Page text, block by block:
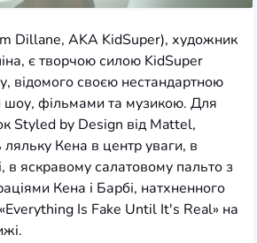
Dillane, AKA KidSuper), художник
є творчою силою KidSuper
відомого своєю нестандартною
фільмами та музикою. Для
Styled by Design від Mattel,
Кена в центр уваги, в
в яскравому салатовому пальто з
Кена і Барбі, натхненного
Is Fake Until It's Real» на